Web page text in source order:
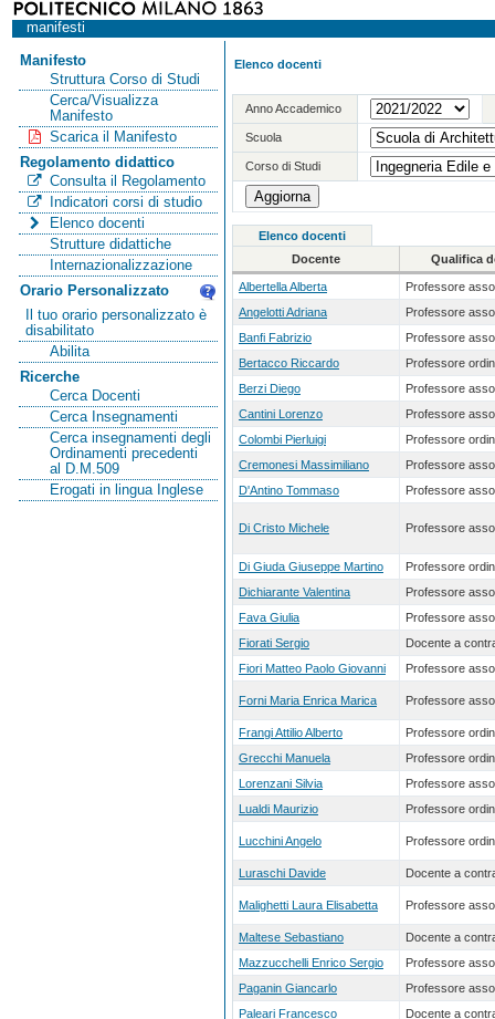
manifesti
Manifesto
Struttura Corso di Studi
Cerca/Visualizza
Manifesto
Scarica il Manifesto
Regolamento didattico
Consulta il Regolamento
Indicatori corsi di studio
Elenco docenti
Strutture didattiche
Internazionalizzazione
Orario Personalizzato
Il tuo orario personalizzato è
disabilitato
Abilita
Ricerche
Cerca Docenti
Cerca Insegnamenti
Cerca insegnamenti degli
Ordinamenti precedenti
al D.M.509
Erogati in lingua Inglese
Elenco docenti
Anno Accademico
Scuola
Corso di Studi
Elenco docenti
Docente
Qualifica
Albertella Alberta
Professore
Angelotti Adriana
Professore
Banfi Fabrizio
Professore
Bertacco Riccardo
Professore
Berzi Diego
Professore
Cantini Lorenzo
Professore
Colombi Pierluigi
Professore
Cremonesi Massimiliano
Professore
D'Antino Tommaso
Professore
Di Cristo Michele Professore
Di Giuda Giuseppe Martino
Professore
Dichiarante Valentina
Professore
Fava Giulia
Professore
Fiorati Sergio
Docente a
Fiori Matteo Paolo Giovanni
Professore
Forni Maria Enrica Marica Professore
Frangi Attilio Alberto
Professore
Grecchi Manuela
Professore
Lorenzani Silvia
Professore
Lualdi Maurizio
Professore
Lucchini Angelo Professore
Luraschi Davide Docente a
Malighetti Laura Elisabetta Professore
Maltese Sebastiano
Docente a
Mazzucchelli Enrico Sergio
Professore
Paganin Giancarlo
Professore
Paleari Francesco
Docente a